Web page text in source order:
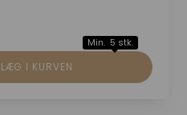
Min. 5 stk.